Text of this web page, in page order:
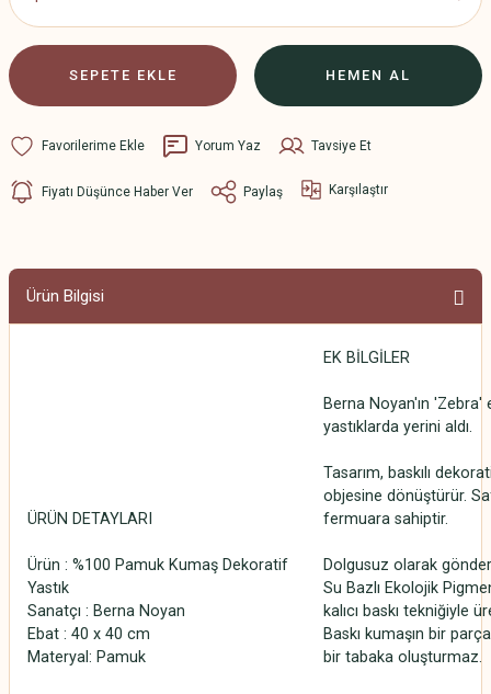
SEPETE EKLE HEMEN AL
Yorum Yaz Tavsiye Et
Fiyatı Düşünce Haber Ver Paylaş Karşılaştır
Ürün Bilgisi
ÜRÜN DETAYLARI
Ürün : %100 Pamuk Kumaş Dekoratif
Yastık
Sanatçı : Berna Noyan
Ebat : 40 x 40 cm
Materyal: Pamuk
EK BİLGİLER
Berna Noyan'ın
yastıklarda yerini aldı.
Tasarım, baskılı
objesine dönüştürür.
fermuara sahiptir.
Dolgusuz olarak
Su Bazlı Ekolojik
kalıcı baskı tekniğiyle
Baskı kumaşın bir
bir tabaka oluşturmaz.